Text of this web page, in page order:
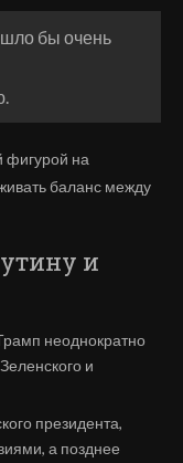
бы очень
фигурой на
баланс между
и
неоднократно
и
президента,
а позднее